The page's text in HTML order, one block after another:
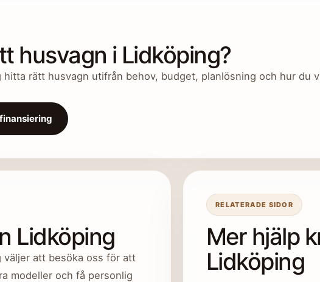
husvagn i Lidköping?
hitta rätt husvagn utifrån behov, budget, planlösning och hur du
Lidköping
väljer att besöka oss för att
modeller och få personlig
RELATERADE SIDOR
Mer hjälp
Lidköping